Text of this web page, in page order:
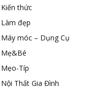
Kiến thức
Làm đẹp
Máy móc – Dụng Cụ
Mẹ&Bé
Mẹo-Típ
Nội Thất Gia Đình